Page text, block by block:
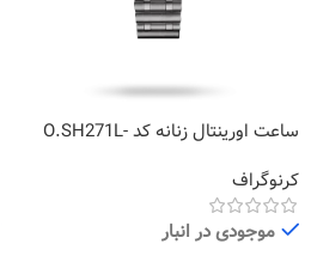
ساعت اورینتال زنانه کد O.SH271L-
کرنوگراف
موجودی در انبار